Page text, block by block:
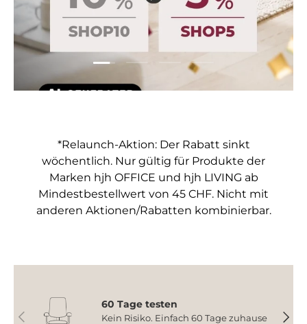
Folie laden 1 von 4
Folie laden 2 von 4
Folie laden 3 von 4
Folie laden 4 von 4
*Relaunch-Aktion: Der Rabatt sinkt
wöchentlich. Nur gültig für Produkte der
Marken hjh OFFICE und hjh LIVING ab
Mindestbestellwert von 45 CHF. Nicht mit
anderen Aktionen/Rabatten kombinierbar.
Vorherige
60 Tage testen
Kein Risiko. Einfach 60 Tage zuhause